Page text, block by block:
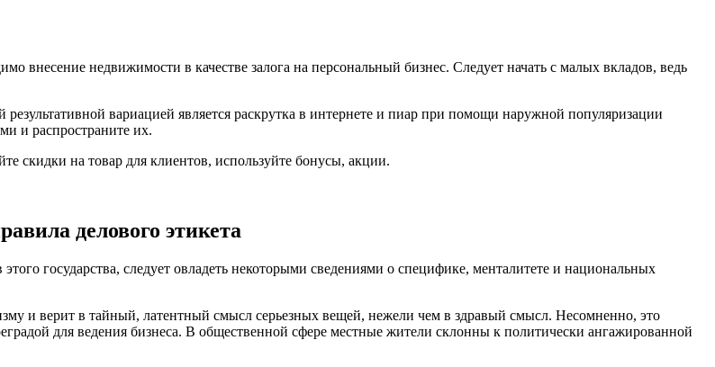
внесение недвижимости в качестве залога на персональный бизнес. Следует начать с малых вкладов, ведь
вариацией является раскрутка в интернете и пиар при помощи наружной популяризации
и распространите их.
скидки на товар для клиентов, используйте бонусы, акции.
делового этикета
государства, следует овладеть некоторыми сведениями о специфике, менталитете и национальных
и верит в тайный, латентный смысл серьезных вещей, нежели чем в здравый смысл. Несомненно, это
для ведения бизнеса. В общественной сфере местные жители склонны к политически ангажированной